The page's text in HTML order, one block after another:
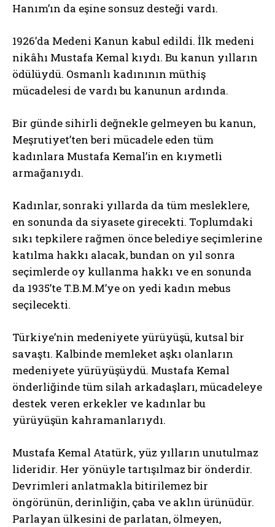
Hanım’ın da eşine sonsuz desteği vardı.
1926’da Medeni Kanun kabul edildi. İlk medeni
nikâhı Mustafa Kemal kıydı. Bu kanun yılların
ödülüydü. Osmanlı kadınının müthiş
mücadelesi de vardı bu kanunun ardında.
Bir günde sihirli değnekle gelmeyen bu kanun,
Meşrutiyet’ten beri mücadele eden tüm
kadınlara Mustafa Kemal’in en kıymetli
armağanıydı.
Kadınlar, sonraki yıllarda da tüm mesleklere,
en sonunda da siyasete girecekti. Toplumdaki
sıkı tepkilere rağmen önce belediye seçimlerine
katılma hakkı alacak, bundan on yıl sonra
seçimlerde oy kullanma hakkı ve en sonunda
da 1935’te T.B.M.M’ye on yedi kadın mebus
seçilecekti.
Türkiye’nin medeniyete yürüyüşü, kutsal bir
savaştı. Kalbinde memleket aşkı olanların
medeniyete yürüyüşüydü. Mustafa Kemal
önderliğinde tüm silah arkadaşları, mücadeleye
destek veren erkekler ve kadınlar bu
yürüyüşün kahramanlarıydı.
Mustafa Kemal Atatürk, yüz yılların unutulmaz
lideridir. Her yönüyle tartışılmaz bir önderdir.
Devrimleri anlatmakla bitirilemez bir
öngörünün, derinliğin, çaba ve aklın ürünüdür.
Parlayan ülkesini de parlatan, ölmeyen,